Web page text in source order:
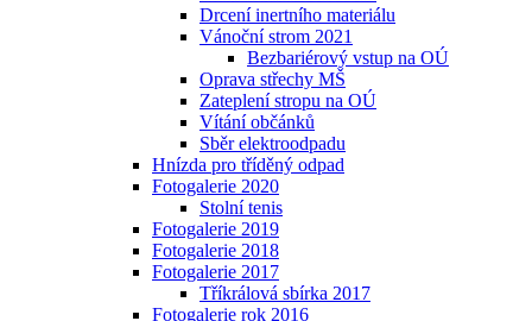
Drcení inertního materiálu
Vánoční strom 2021
Bezbariérový vstup na OÚ
Oprava střechy MŠ
Zateplení stropu na OÚ
Vítání občánků
Sběr elektroodpadu
Hnízda pro tříděný odpad
Fotogalerie 2020
Stolní tenis
Fotogalerie 2019
Fotogalerie 2018
Fotogalerie 2017
Tříkrálová sbírka 2017
Fotogalerie rok 2016